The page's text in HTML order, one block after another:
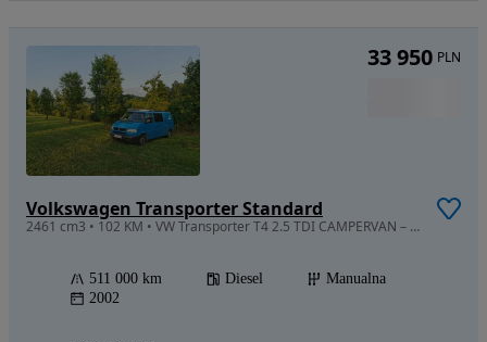
Volkswagen Transporter Standard
2461 cm3 • 102 KM • VW Transporter T4 2.5 TDI CAMPERVAN – gotowy do podróży
511 000 km Diesel
Manualna
2002
33 950 PLN